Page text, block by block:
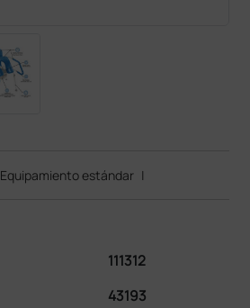
Equipamiento estándar |
111312
43193